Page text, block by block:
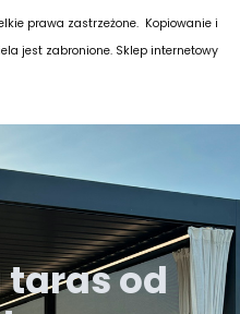
prawa zastrzeżone. Kopiowanie i
jest zabronione. Sklep internetowy
taras od